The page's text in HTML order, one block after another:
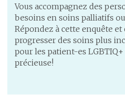
Vous accompagnez des
besoins en soins palliatifs
Répondez à cette enquête
progresser des soins plus
pour les patient-es
précieuse!